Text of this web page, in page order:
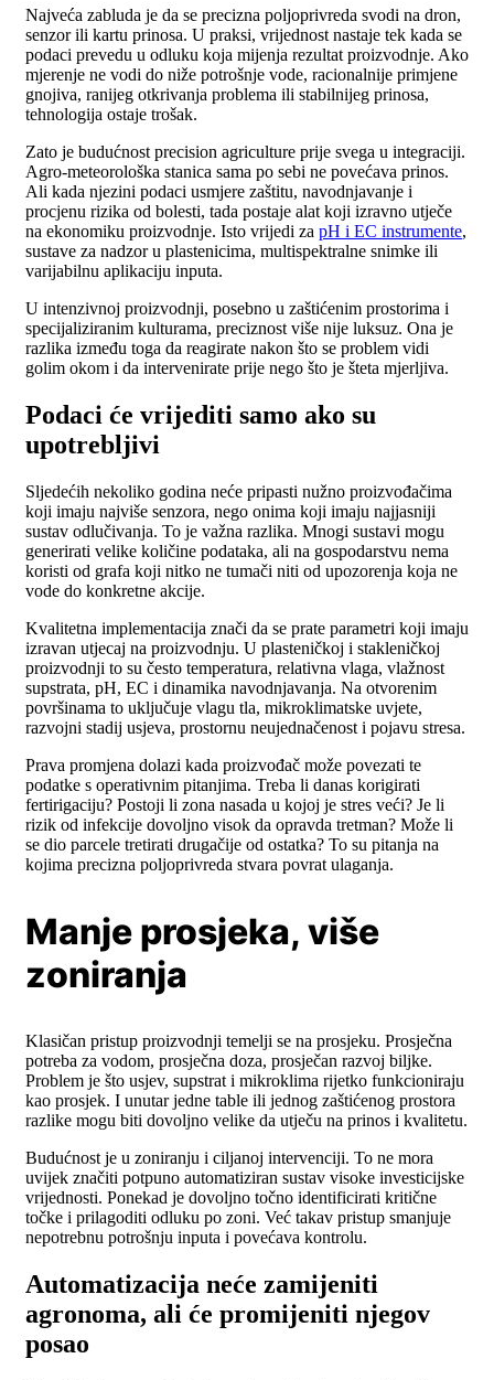
Najveća zabluda je da se precizna poljoprivreda svodi na dron,
senzor ili kartu prinosa. U praksi, vrijednost nastaje tek kada se
podaci prevedu u odluku koja mijenja rezultat proizvodnje. Ako
mjerenje ne vodi do niže potrošnje vode, racionalnije primjene
gnojiva, ranijeg otkrivanja problema ili stabilnijeg prinosa,
tehnologija ostaje trošak.
Zato je budućnost precision agriculture prije svega u integraciji.
Agro-meteorološka stanica sama po sebi ne povećava prinos.
Ali kada njezini podaci usmjere zaštitu, navodnjavanje i
procjenu rizika od bolesti, tada postaje alat koji izravno utječe
na ekonomiku proizvodnje. Isto vrijedi za pH i EC instrumente,
sustave za nadzor u plastenicima, multispektralne snimke ili
varijabilnu aplikaciju inputa.
U intenzivnoj proizvodnji, posebno u zaštićenim prostorima i
specijaliziranim kulturama, preciznost više nije luksuz. Ona je
razlika između toga da reagirate nakon što se problem vidi
golim okom i da intervenirate prije nego što je šteta mjerljiva.
Podaci će vrijediti samo ako su
upotrebljivi
Sljedećih nekoliko godina neće pripasti nužno proizvođačima
koji imaju najviše senzora, nego onima koji imaju najjasniji
sustav odlučivanja. To je važna razlika. Mnogi sustavi mogu
generirati velike količine podataka, ali na gospodarstvu nema
koristi od grafa koji nitko ne tumači niti od upozorenja koja ne
vode do konkretne akcije.
Kvalitetna implementacija znači da se prate parametri koji imaju
izravan utjecaj na proizvodnju. U plasteničkoj i stakleničkoj
proizvodnji to su često temperatura, relativna vlaga, vlažnost
supstrata, pH, EC i dinamika navodnjavanja. Na otvorenim
površinama to uključuje vlagu tla, mikroklimatske uvjete,
razvojni stadij usjeva, prostornu neujednačenost i pojavu stresa.
Prava promjena dolazi kada proizvođač može povezati te
podatke s operativnim pitanjima. Treba li danas korigirati
fertirigaciju? Postoji li zona nasada u kojoj je stres veći? Je li
rizik od infekcije dovoljno visok da opravda tretman? Može li
se dio parcele tretirati drugačije od ostatka? To su pitanja na
kojima precizna poljoprivreda stvara povrat ulaganja.
Manje prosjeka, više
zoniranja
Klasičan pristup proizvodnji temelji se na prosjeku. Prosječna
potreba za vodom, prosječna doza, prosječan razvoj biljke.
Problem je što usjev, supstrat i mikroklima rijetko funkcioniraju
kao prosjek. I unutar jedne table ili jednog zaštićenog prostora
razlike mogu biti dovoljno velike da utječu na prinos i kvalitetu.
Budućnost je u zoniranju i ciljanoj intervenciji. To ne mora
uvijek značiti potpuno automatiziran sustav visoke investicijske
vrijednosti. Ponekad je dovoljno točno identificirati kritične
točke i prilagoditi odluku po zoni. Već takav pristup smanjuje
nepotrebnu potrošnju inputa i povećava kontrolu.
Automatizacija neće zamijeniti
agronoma, ali će promijeniti njegov
posao